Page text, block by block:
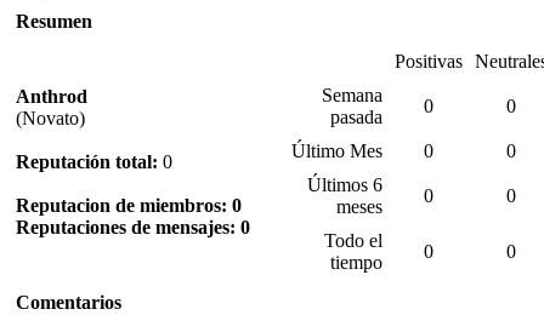
Resumen
Anthrod
(Novato)
Reputación total: 0
Reputacion de miembros: 0
Reputaciones de mensajes: 0
Positivas
Semana
pasada
0 0
Último Mes 0
0
Últimos 6
meses
0 0
Todo el
tiempo
0 0
Comentarios